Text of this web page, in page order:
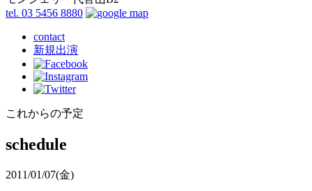
tel. 03 5456 8880
contact
新規出演
これからの予定
schedule
2011/01/07(金)